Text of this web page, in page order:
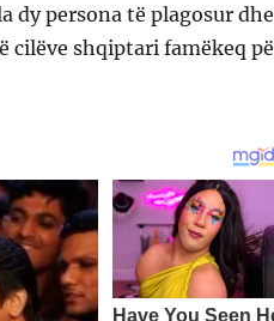
dy persona të plagosur dhe
cilëve shqiptari famëkeq